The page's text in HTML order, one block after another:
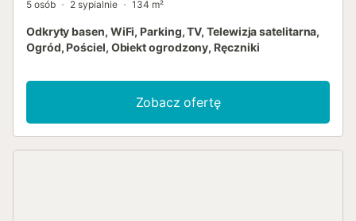
5 osób 2 sypialnie 134 m²
Odkryty basen, WiFi, Parking, TV, Telewizja satelitarna,
Ogród, Pościel, Obiekt ogrodzony, Ręczniki
Zobacz ofertę